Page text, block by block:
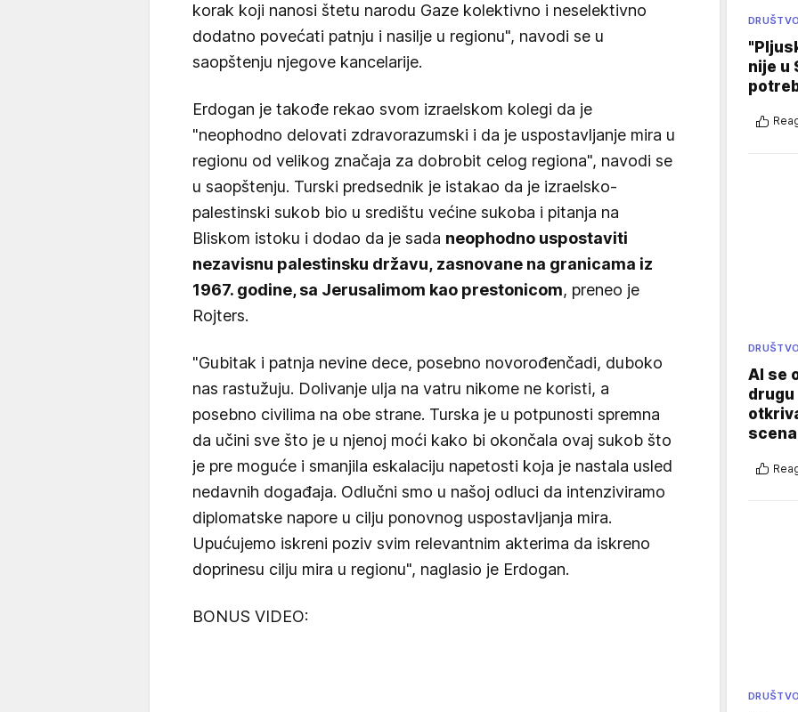
korak koji nanosi štetu narodu Gaze kolektivno i neselektivno
dodatno povećati patnju i nasilje u regionu", navodi se u
saopštenju njegove kancelarije.
Erdogan je takođe rekao svom izraelskom kolegi da je
"neophodno delovati zdravorazumski i da je uspostavljanje mira u
regionu od velikog značaja za dobrobit celog regiona", navodi se
u saopštenju. Turski predsednik je istakao da je izraelsko-
palestinski sukob bio u središtu većine sukoba i pitanja na
Bliskom istoku i dodao da je sada neophodno uspostaviti
nezavisnu palestinsku državu, zasnovane na granicama iz
1967. godine, sa Jerusalimom kao prestonicom, preneo je
Rojters.
"Gubitak i patnja nevine dece, posebno novorođenčadi, duboko
nas rastužuju. Dolivanje ulja na vatru nikome ne koristi, a
posebno civilima na obe strane. Turska je u potpunosti spremna
da učini sve što je u njenoj moći kako bi okončala ovaj sukob što
je pre moguće i smanjila eskalaciju napetosti koja je nastala usled
nedavnih događaja. Odlučni smo u našoj odluci da intenziviramo
diplomatske napore u cilju ponovnog uspostavljanja mira.
Upućujemo iskreni poziv svim relevantnim akterima da iskreno
doprinesu cilju mira u regionu", naglasio je Erdogan.
BONUS VIDEO:
DRUŠTVO
nije u
DRUŠTVO
AI se
DRUŠTVO